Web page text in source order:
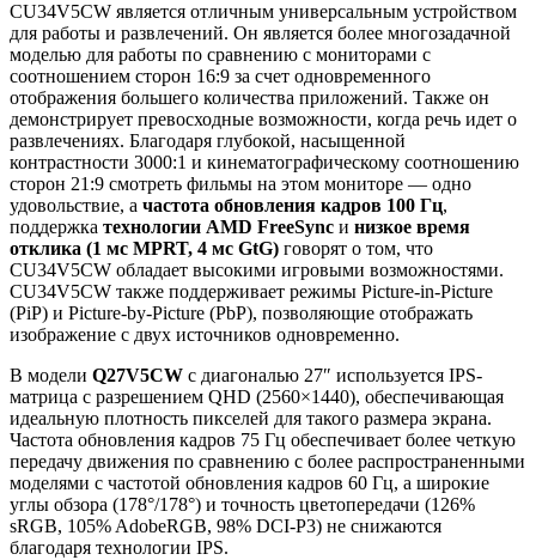
CU34V5CW является отличным универсальным устройством
для работы и развлечений. Он является более многозадачной
моделью для работы по сравнению с мониторами с
соотношением сторон 16:9 за счет одновременного
отображения большего количества приложений. Также он
демонстрирует превосходные возможности, когда речь идет о
развлечениях. Благодаря глубокой, насыщенной
контрастности 3000:1 и кинематографическому соотношению
сторон 21:9 смотреть фильмы на этом мониторе — одно
удовольствие, а частота обновления кадров 100 Гц,
поддержка технологии AMD FreeSync и низкое время
отклика (1 мс MPRT, 4 мс GtG) говорят о том, что
CU34V5CW обладает высокими игровыми возможностями.
CU34V5CW также поддерживает режимы Picture-in-Picture
(PiP) и Picture-by-Picture (PbP), позволяющие отображать
изображение с двух источников одновременно.
В модели Q27V5CW с диагональю 27″ используется IPS-
матрица с разрешением QHD (2560×1440), обеспечивающая
идеальную плотность пикселей для такого размера экрана.
Частота обновления кадров 75 Гц обеспечивает более четкую
передачу движения по сравнению с более распространенными
моделями с частотой обновления кадров 60 Гц, а широкие
углы обзора (178°/178°) и точность цветопередачи (126%
sRGB, 105% AdobeRGB, 98% DCI-P3) не снижаются
благодаря технологии IPS.